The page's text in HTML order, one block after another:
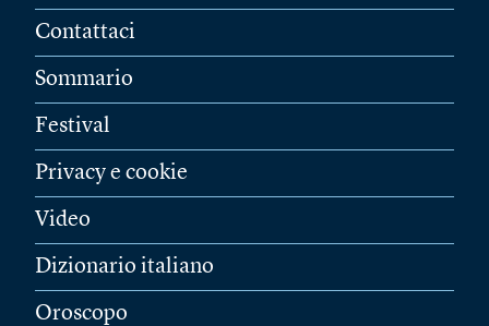
Contattaci
Sommario
Festival
Privacy e cookie
Video
Dizionario italiano
Oroscopo